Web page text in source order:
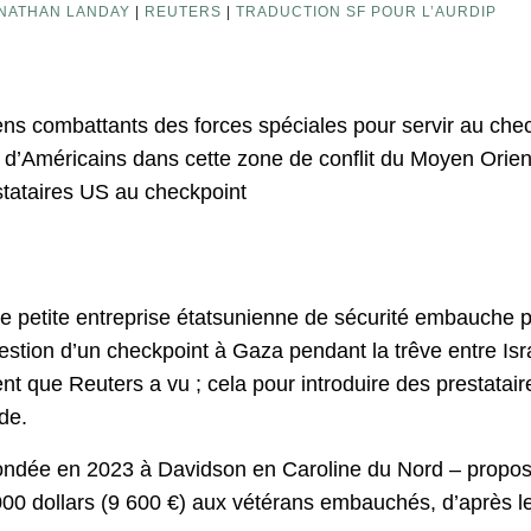
LANDAY REUTERS TRADUCTION SF POUR L’AURDIP
combattants des forces spéciales pour servir au
dans cette zone de conflit du Moyen
US au checkpoint
petite entreprise étatsunienne de sécurité embauche
d’un checkpoint à Gaza pendant la trêve entre
que Reuters a vu ; cela pour introduire des
en 2023 à Davidson en Caroline du Nord –
dollars (9 600 €) aux vétérans embauchés, d’après